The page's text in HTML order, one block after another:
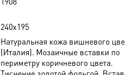
240х195
Натуральная кожа вишневого цвета
(Италия). Мозаичные вставки по
периметру коричневого цвета.